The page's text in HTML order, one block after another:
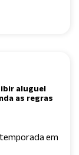
aluguel
as regras
em